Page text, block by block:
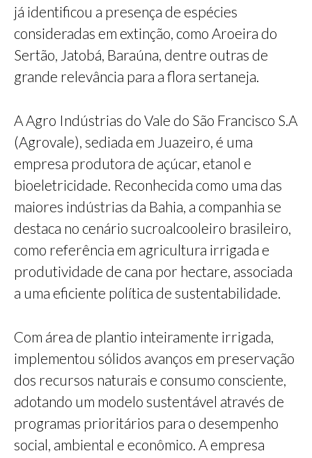
já identificou a presença de espécies
consideradas em extinção, como Aroeira do
Sertão, Jatobá, Baraúna, dentre outras de
grande relevância para a flora sertaneja.
A Agro Indústrias do Vale do São Francisco S.A
(Agrovale), sediada em Juazeiro, é uma
empresa produtora de açúcar, etanol e
bioeletricidade. Reconhecida como uma das
maiores indústrias da Bahia, a companhia se
destaca no cenário sucroalcooleiro brasileiro,
como referência em agricultura irrigada e
produtividade de cana por hectare, associada
a uma eficiente política de sustentabilidade.
Com área de plantio inteiramente irrigada,
implementou sólidos avanços em preservação
dos recursos naturais e consumo consciente,
adotando um modelo sustentável através de
programas prioritários para o desempenho
social, ambiental e econômico. A empresa